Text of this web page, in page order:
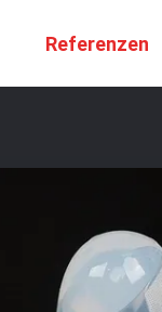
Referenzen